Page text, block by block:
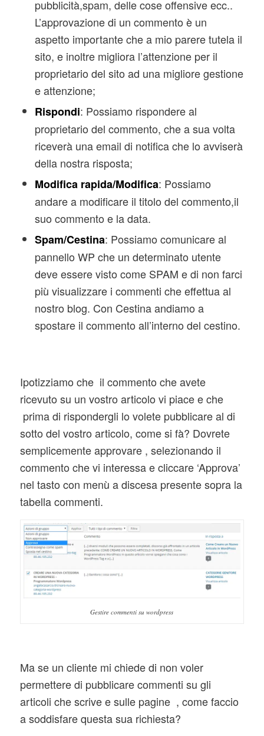
pubblicità,spam, delle cose offensive ecc..
L’approvazione di un commento è un
aspetto importante che a mio parere tutela il
sito, e inoltre migliora l’attenzione per il
proprietario del sito ad una migliore gestione
e attenzione;
Rispondi: Possiamo rispondere al
proprietario del commento, che a sua volta
riceverà una email di notifica che lo avviserà
della nostra risposta;
Modifica rapida/Modifica: Possiamo
andare a modificare il titolo del commento,il
suo commento e la data.
Spam/Cestina: Possiamo comunicare al
pannello WP che un determinato utente
deve essere visto come SPAM e di non farci
più visualizzare i commenti che effettua al
nostro blog. Con Cestina andiamo a
spostare il commento all’interno del cestino.
Ipotizziamo che il commento che avete
ricevuto su un vostro articolo vi piace e che
prima di rispondergli lo volete pubblicare al di
sotto del vostro articolo, come si fà? Dovrete
semplicemente approvare , selezionando il
commento che vi interessa e cliccare ‘Approva’
nel tasto con menù a discesa presente sopra la
tabella commenti.
Gestire commenti su wordpress
Ma se un cliente mi chiede di non voler
permettere di pubblicare commenti su gli
articoli che scrive e sulle pagine , come faccio
a soddisfare questa sua richiesta?